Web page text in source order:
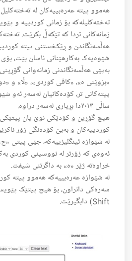
هەموو پیتە عەرەبییەکان لە
تەختەکلیلەکە بۆ زمانی کوردییە و
زمانەکانی تردا کە تێکەڵ بکرێت.
هەڵسەنگاندن و ڕێکخستنی پیتە
شێوەیەک بەکارهێنانی ئاسان بێت،
بەپێی هەڵسەنگاندنی زمانەوانی
«بزوێنی ە»، «کافی کوردی»، «ڵا» و
پیتەکانی تر، کۆدەکانیان لەسەر ئەو
ساڵی ٢٠١٣دا بڕیاری لەسەر دراوە.
هیچ گۆڕین و کۆدێکی نوێ یان پیتێکی
کوردییەکان و بەبێ کۆدەنگی زۆر
لە شێوازە ئینگلیزییەکە، جێی پیتی
ئەوەی کە زۆرتر لە نووسینی کوردی
خراوەتە ژێر «ە» بە داگرتنی شیفت.
لە شێوازە عەرەبییەکە هەموو پیتە
سەرەکی دانراون، بۆ هیچ پیتێک
Shift) دابگیرێت.